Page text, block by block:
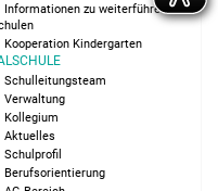
Assistentin
Informationen zu weiterführenden
Kooperation Kindergarten
Schulleitungsteam
Verwaltung
Kollegium
Aktuelles
Schulprofil
Berufsorientierung